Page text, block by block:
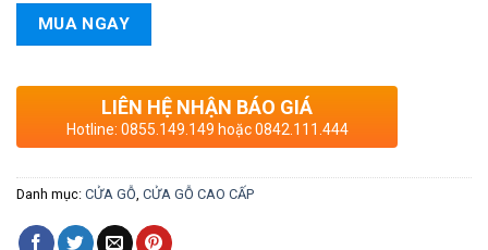
MUA NGAY
LIÊN HỆ NHẬN BÁO GIÁ
Hotline: 0855.149.149 hoặc 0842.111.444
Danh mục: CỬA GỖ CỬA GỖ CAO CẤP